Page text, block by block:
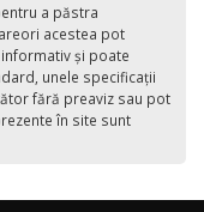
a păstra
acestea pot
şi poate
unele specificaţii
fără preaviz sau pot
în site sunt